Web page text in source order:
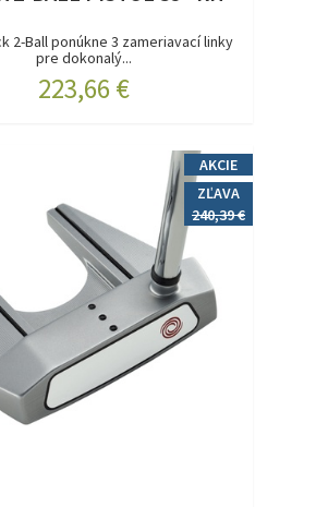
2-Ball ponúkne 3 zameriavací linky
pre dokonalý...
223,66 €
AKCIE
ZĽAVA
240,39 €